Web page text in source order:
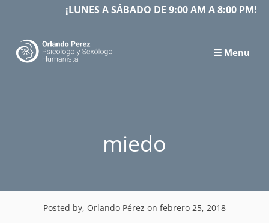
content
¡LUNES A SÁBADO DE 9:00 AM A 8:00 PM!
Menu
miedo
Posted by, Orlando Pérez on febrero 25, 2018